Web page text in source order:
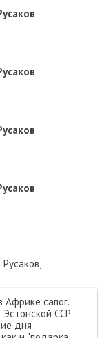
Африке сапог.
Эстонской ССР
дня